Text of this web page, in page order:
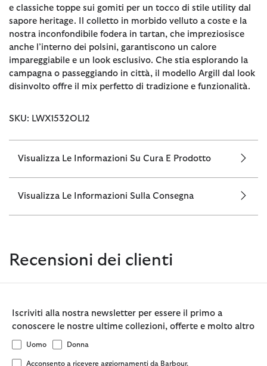
e classiche toppe sui gomiti per un tocco di stile utility dal
sapore heritage. Il colletto in morbido velluto a coste e la
nostra inconfondibile fodera in tartan, che impreziosisce
anche l’interno dei polsini, garantiscono un calore
impareggiabile e un look esclusivo. Che stia esplorando la
campagna o passeggiando in città, il modello Argill dal look
disinvolto offre il mix perfetto di tradizione e funzionalità.
SKU: LWX1532OL12
Visualizza Le Informazioni Su Cura E Prodotto
Visualizza Le Informazioni Sulla Consegna
Recensioni dei clienti
Iscriviti alla nostra newsletter per essere il primo a
conoscere le nostre ultime collezioni, offerte e molto altro
Uomo Donna
Acconsento a ricevere aggiornamenti da Barbour.